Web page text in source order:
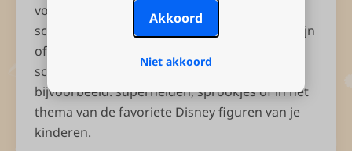
volgende plek met als uiteindelijk doel om de
schat te vinden. Dit kan een klein cadeautje zijn
of een grote chocolade traktatie. Steek je
schatzoektocht in een leuk thema, zoals
bijvoorbeeld: superhelden, sprookjes of in het
thema van de favoriete Disney figuren van je
kinderen.
Akkoord
Niet akkoord